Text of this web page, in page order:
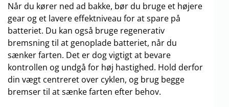
Når du kører ned ad bakke, bør du bruge et højere
gear og et lavere effektniveau for at spare på
batteriet. Du kan også bruge regenerativ
bremsning til at genoplade batteriet, når du
sænker farten. Det er dog vigtigt at bevare
kontrollen og undgå for høj hastighed. Hold derfor
din vægt centreret over cyklen, og brug begge
bremser til at sænke farten efter behov.